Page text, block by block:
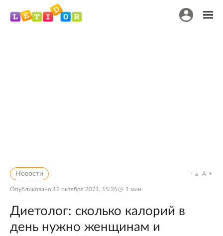
Новости
Опубликовано 13 октября 2021, 15:35 1 мин.
a A
Диетолог: сколько калорий в
день нужно женщинам и